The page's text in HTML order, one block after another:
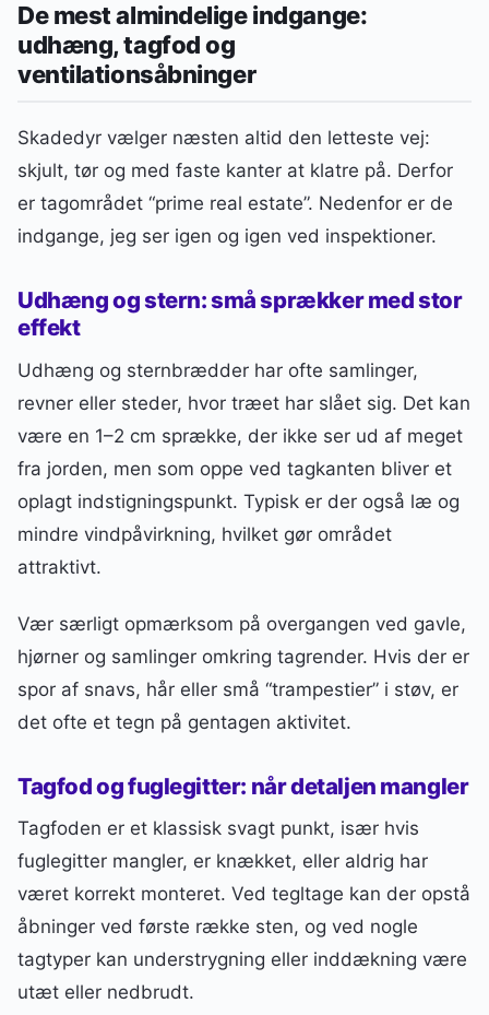
De mest almindelige indgange:
udhæng, tagfod og
ventilationsåbninger
Skadedyr vælger næsten altid den letteste vej:
skjult, tør og med faste kanter at klatre på. Derfor
er tagområdet “prime real estate”. Nedenfor er de
indgange, jeg ser igen og igen ved inspektioner.
Udhæng og stern: små sprækker med stor
effekt
Udhæng og sternbrædder har ofte samlinger,
revner eller steder, hvor træet har slået sig. Det kan
være en 1–2 cm sprække, der ikke ser ud af meget
fra jorden, men som oppe ved tagkanten bliver et
oplagt indstigningspunkt. Typisk er der også læ og
mindre vindpåvirkning, hvilket gør området
attraktivt.
Vær særligt opmærksom på overgangen ved gavle,
hjørner og samlinger omkring tagrender. Hvis der er
spor af snavs, hår eller små “trampestier” i støv, er
det ofte et tegn på gentagen aktivitet.
Tagfod og fuglegitter: når detaljen mangler
Tagfoden er et klassisk svagt punkt, især hvis
fuglegitter mangler, er knækket, eller aldrig har
været korrekt monteret. Ved tegltage kan der opstå
åbninger ved første række sten, og ved nogle
tagtyper kan understrygning eller inddækning være
utæt eller nedbrudt.